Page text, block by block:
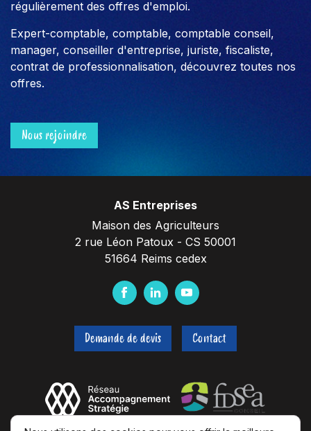
régulièrement des offres d'emploi.
Expert-comptable, comptable, comptable conseil,
manager, conseiller d'entreprise, juriste, fiscaliste,
contrat de professionnalisation, découvrez toutes nos
offres.
Nous rejoindre
AS Entreprises
Maison des Agriculteurs
2 rue Léon Patoux - CS 50001
51664 Reims cedex
F
c
e
o
k
L
n
k
I
n
Y
u
t
b
e
Demande de devis Contact